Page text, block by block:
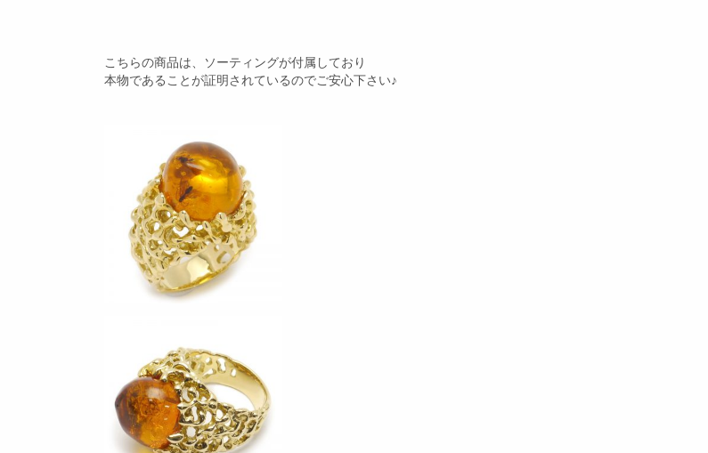
こちらの商品は、ソーティングが付属しており
本物であることが証明されているのでご安心下さい♪